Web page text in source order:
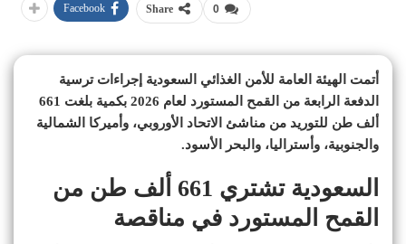
0
Share
Facebook
أتمت الهيئة العامة للأمن الغذائي السعودية إجراءات ترسية
الدفعة الرابعة من القمح المستورد لعام 2026 بكمية بلغت 661
ألف طن للتوريد من مناشئ الاتحاد الأوروبي، وأميركا الشمالية
والجنوبية، وأستراليا، والبحر الأسود.
السعودية تشتري 661 ألف طن من
القمح المستورد في مناقصة